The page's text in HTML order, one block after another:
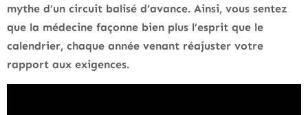
mythe d’un circuit balisé d’avance. Ainsi, vous sentez
que la médecine façonne bien plus l’esprit que le
calendrier, chaque année venant réajuster votre
rapport aux exigences.